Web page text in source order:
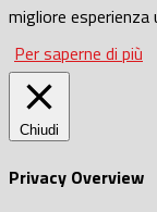
migliore esperienza
Per saperne di più
Chiudi
Privacy Overview